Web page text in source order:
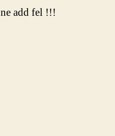
add fel !!!